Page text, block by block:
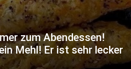
zum Abendessen!
Mehl! Er ist sehr lecker